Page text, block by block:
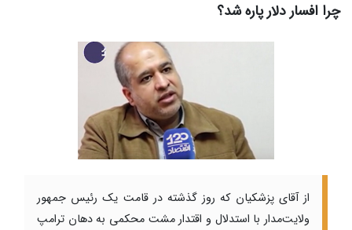
چرا افسار دلار پاره شد؟
از آقای پزشکیان که روز گذشته در قامت یک رئیس جمهور
ولایت‌مدار با استدلال و اقتدار مشت محکمی به دهان ترامپ